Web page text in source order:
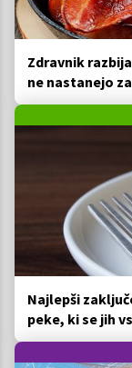
Zdravnik
ne nastanejo
ga imamo vsi
Najlepši
peke, ki se jih